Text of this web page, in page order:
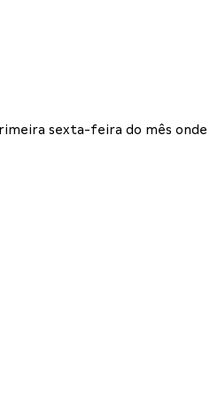
sexta-feira do mês